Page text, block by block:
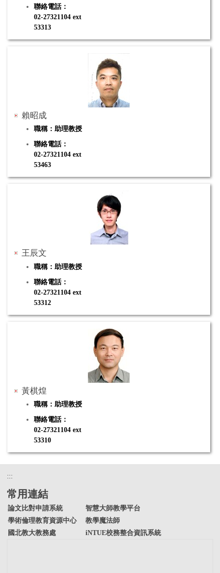
聯絡電話：
02-27321104 ext
53313
電子郵件：phcheng@mail.ntue.edu.tw
研究專長：科學教育、地科教育、遊戲式學習、非制式
學習、議題教育、遊戲設計
賴昭成
職稱：助理教授
聯絡電話：
02-27321104 ext
53463
電子郵件：ccjosephlai@mail.ntue.edu.tw
海洋學、生物海洋學、水域微生物群聚生態
王辰文
職稱：助理教授
聯絡電話：
02-27321104 ext
53312
電子郵件：cwwang@mail.ntue.edu.tw
量子化學、物理化學、分子光譜學、計算化
黃棋煌
職稱：助理教授
聯絡電話：
02-27321104 ext
53310
陶瓷鍍層技術，半導體製程與封裝
:::
常用連結
論文比對申請系統
智慧大師教學平台
學術倫理教育資源中心
教學魔法師
國北教大教務處
iNTUE校務整合資訊系統